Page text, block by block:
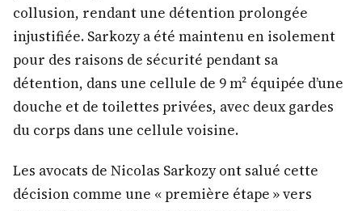
collusion, rendant une détention prolongée
injustifiée. Sarkozy a été maintenu en isolement
pour des raisons de sécurité pendant sa
détention, dans une cellule de 9 m² équipée d’une
douche et de toilettes privées, avec deux gardes
du corps dans une cellule voisine.
Les avocats de Nicolas Sarkozy ont salué cette
décision comme une « première étape » vers